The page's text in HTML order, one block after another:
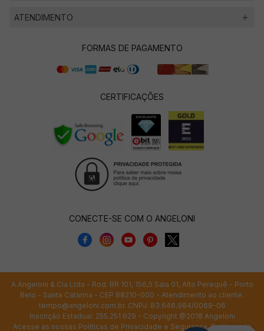
ATENDIMENTO
FORMAS DE PAGAMENTO
CERTIFICAÇÕES
CONECTE-SE COM O ANGELONI
A.Angeloni & Cia Ltda - Rod. BR 101, 156,5 Sala 01, Alto Perequê - Porto
Belo - Santa Catarina - CEP 88210-000 - Atendimento ao cliente:
tempo@angeloni.com.br. CNPJ: 83.646.984/0069-06
Inscrição Estadual: 255.251.629 - Copyright @2018 Angeloni
Acesse as nossas Políticas de Privacidade e Segurança,Políticas de